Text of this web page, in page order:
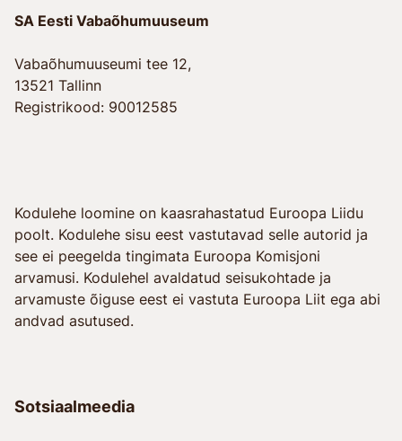
SA Eesti Vabaõhumuuseum
Vabaõhumuuseumi tee 12,
13521 Tallinn
Registrikood: 90012585
Kodulehe loomine on kaasrahastatud Euroopa Liidu
poolt. Kodulehe sisu eest vastutavad selle autorid ja
see ei peegelda tingimata Euroopa Komisjoni
arvamusi. Kodulehel avaldatud seisukohtade ja
arvamuste õiguse eest ei vastuta Euroopa Liit ega abi
andvad asutused.
Sotsiaalmeedia